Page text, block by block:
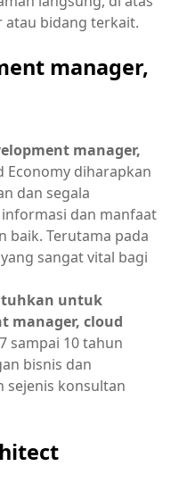
atau bidang terkait.
manager,
manager,
Economy diharapkan
dan segala
dan manfaat
baik. Terutama pada
sangat vital bagi
untuk
manager, cloud
sampai 10 tahun
bisnis dan
sejenis konsultan